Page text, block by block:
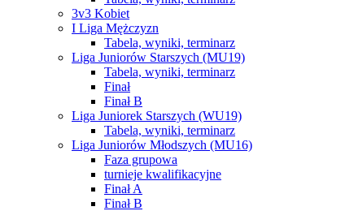
3v3 Kobiet
I Liga Mężczyzn
Tabela, wyniki, terminarz
Liga Juniorów Starszych (MU19)
Tabela, wyniki, terminarz
Finał
Finał B
Liga Juniorek Starszych (WU19)
Tabela, wyniki, terminarz
Liga Juniorów Młodszych (MU16)
Faza grupowa
turnieje kwalifikacyjne
Finał A
Finał B